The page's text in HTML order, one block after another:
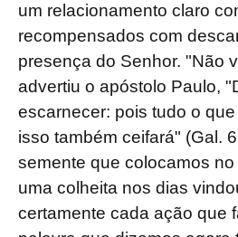
um relacionamento claro
recompensados com
presença do Senhor. "Não
advertiu o apóstolo Paulo,
escarnecer: pois tudo o
isso também ceifará" (Gal.
semente que colocamos
uma colheita nos dias
certamente cada ação que